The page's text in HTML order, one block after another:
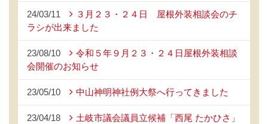
24/03/11
３月２３・２４日 屋根外装相談会のチ
ラシが出来ました
23/08/10
令和５年９月２３・２４日屋根外装相談
会開催のお知らせ
23/05/10 中山神明神社例大祭へ行ってきました
23/04/18
土岐市議会議員立候補「西尾 たかひさ」